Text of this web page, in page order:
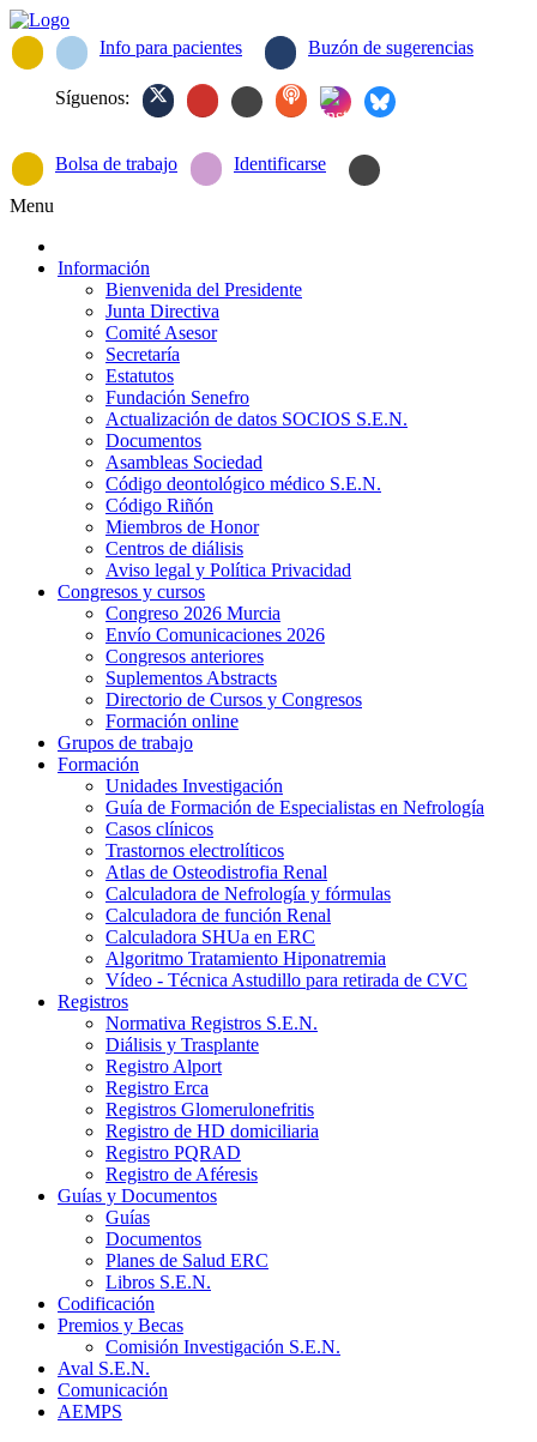
Info para pacientes Buzón de sugerencias
Síguenos:
Bolsa de trabajo Identificarse
Menu
Información
Bienvenida del Presidente
Junta Directiva
Comité Asesor
Secretaría
Estatutos
Fundación Senefro
Actualización de datos SOCIOS S.E.N.
Documentos
Asambleas Sociedad
Código deontológico médico S.E.N.
Código Riñón
Miembros de Honor
Centros de diálisis
Aviso legal y Política Privacidad
Congresos y cursos
Congreso 2026 Murcia
Envío Comunicaciones 2026
Congresos anteriores
Suplementos Abstracts
Directorio de Cursos y Congresos
Formación online
Grupos de trabajo
Formación
Unidades Investigación
Guía de Formación de Especialistas en Nefrología
Casos clínicos
Trastornos electrolíticos
Atlas de Osteodistrofia Renal
Calculadora de Nefrología y fórmulas
Calculadora de función Renal
Calculadora SHUa en ERC
Algoritmo Tratamiento Hiponatremia
Vídeo - Técnica Astudillo para retirada de CVC
Registros
Normativa Registros S.E.N.
Diálisis y Trasplante
Registro Alport
Registro Erca
Registros Glomerulonefritis
Registro de HD domiciliaria
Registro PQRAD
Registro de Aféresis
Guías y Documentos
Guías
Documentos
Planes de Salud ERC
Libros S.E.N.
Codificación
Premios y Becas
Comisión Investigación S.E.N.
Aval S.E.N.
Comunicación
AEMPS